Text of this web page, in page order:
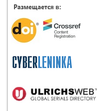
Размещается в: